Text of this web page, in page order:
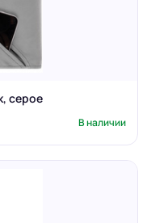
серое
В наличии